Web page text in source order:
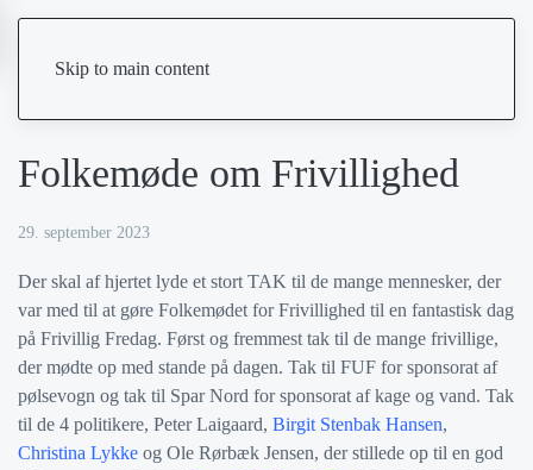
Skip to main content
Folkemøde om Frivillighed
29. september 2023
Der skal af hjertet lyde et stort TAK til de mange mennesker, der
var med til at gøre Folkemødet for Frivillighed til en fantastisk dag
på Frivillig Fredag. Først og fremmest tak til de mange frivillige,
der mødte op med stande på dagen. Tak til FUF for sponsorat af
pølsevogn og tak til Spar Nord for sponsorat af kage og vand. Tak
til de 4 politikere, Peter Laigaard, Birgit Stenbak Hansen,
Christina Lykke og Ole Rørbæk Jensen, der stillede op til en god